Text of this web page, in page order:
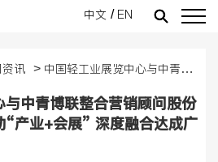
中文 / EN
主管单位 领导关怀 展会回顾 新闻资讯
近期举办展会 往期举办展会
线上展会介绍
即将举办的展会 展商报名
展会回顾
讯 > 中国轻工业展览中心与中青博联整合营销顾问股份有限公司就合作推动“产业+会展” 深度融合达成广泛共识
与中青博联整合营销顾问股份
产业+会展” 深度融合达成广